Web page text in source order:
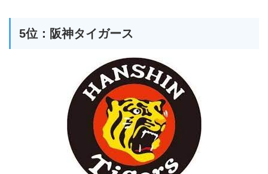
5位：阪神タイガース